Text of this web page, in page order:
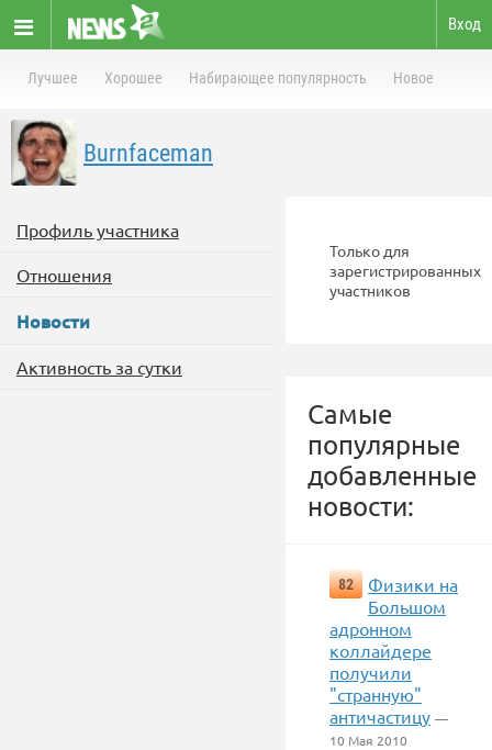
Вход
Лучшее Хорошее Набирающее популярность Новое
Burnfaceman
Профиль участника
Отношения
Новости
Активность за сутки
Только для
зарегистрированных
участников
Самые
популярные
добавленные
новости:
82
Физики на
Большом
адронном
коллайдере
получили
"странную"
античастицу —
10 Мая 2010